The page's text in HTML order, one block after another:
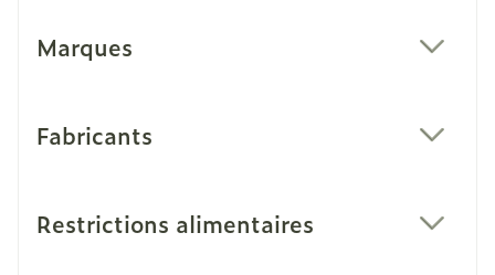
Marques
Fabricants
Restrictions alimentaires